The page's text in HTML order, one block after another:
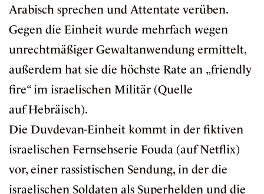
Arabisch sprechen und Attentate verüben.
Gegen die Einheit wurde mehrfach wegen
unrechtmäßiger Gewaltanwendung ermittelt,
außerdem hat sie die höchste Rate an „friendly
fire“ im israelischen Militär (Quelle
aufHebräisch).
Die Duvdevan-Einheit kommt in der fiktiven
israelischen Fernsehserie Fouda (auf Netflix)
vor, einer rassistischen Sendung, in der die
israelischen Soldaten als Superhelden und die